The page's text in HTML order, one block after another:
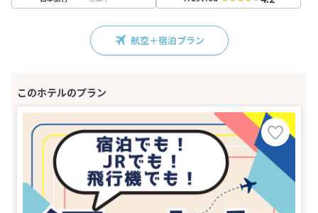
航空＋宿泊プラン